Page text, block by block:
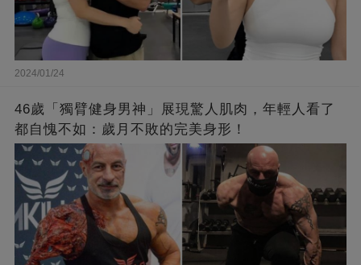
2024/01/24
46歲「獨臂健身男神」展現驚人肌肉，年輕人看了
都自愧不如：歲月不敗的完美身形！